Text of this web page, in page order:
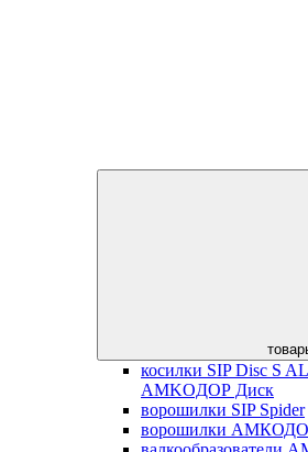
косилки SIP Disc S
AMKOДОР Диск
ворошилки SIP Spider
ворошилки